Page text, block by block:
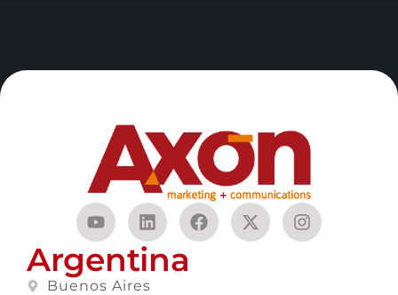
Argentina
Buenos Aires